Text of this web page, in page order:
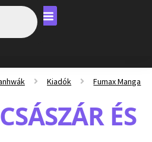
Kiadók
Fumax Manga
ÉS